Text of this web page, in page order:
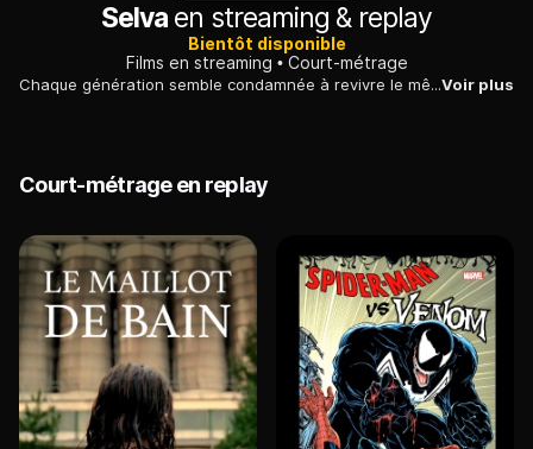
Selva en streaming & replay
Bientôt disponible
Films en streaming
Court-métrage
Chaque génération semble condamnée à revivre le même exil. Selva, une jeune fille, danse entre les voix et les souvenirs, tout en se préparant à son tour à un adieu inévitable...Voir plus
Court-métrage en replay